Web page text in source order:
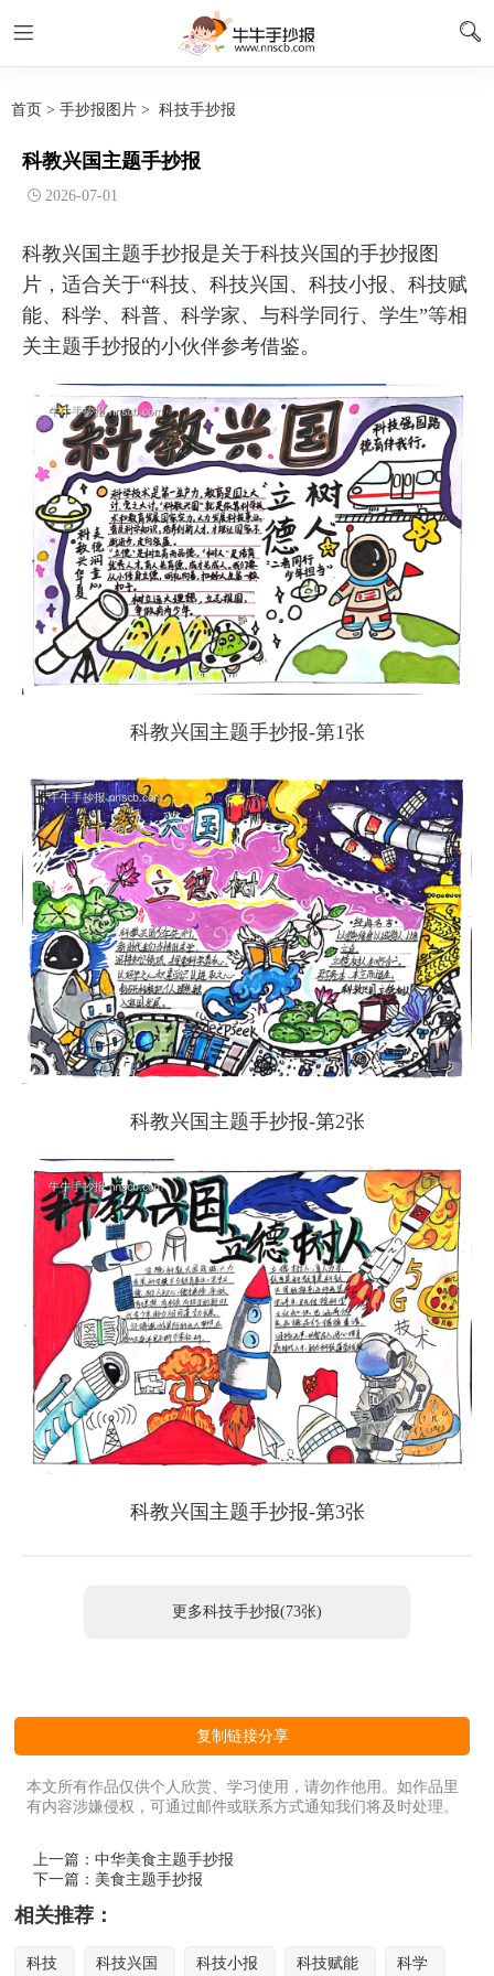
首页 > 手抄报图片 > 科技手抄报
科教兴国主题手抄报
2026-07-01
科教兴国主题手抄报是关于科技兴国的手抄报图
片，适合关于“科技、科技兴国、科技小报、科技赋
能、科学、科普、科学家、与科学同行、学生”等相
关主题手抄报的小伙伴参考借鉴。
科教兴国主题手抄报-第1张
科教兴国主题手抄报-第2张
科教兴国主题手抄报-第3张
更多科技手抄报(73张)
复制链接分享
本文所有作品仅供个人欣赏、学习使用，请勿作他用。如作品里
有内容涉嫌侵权，可通过邮件或联系方式通知我们将及时处理。
上一篇：中华美食主题手抄报
下一篇： 美食主题手抄报
相关推荐：
科技 科技兴国 科技小报 科技赋能 科学